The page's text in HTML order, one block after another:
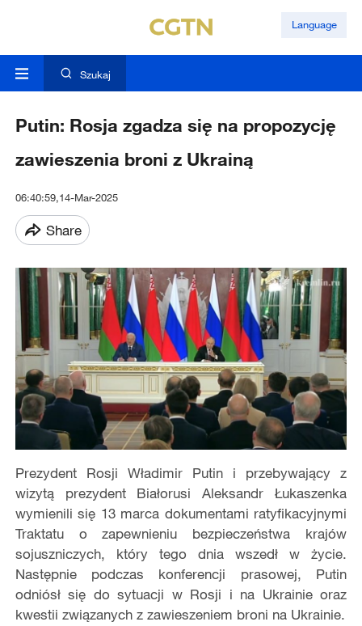
Language
Szukaj
Putin: Rosja zgadza się na propozycję
zawieszenia broni z Ukrainą
06:40:59,14-Mar-2025
Share
Prezydent Rosji Władimir Putin i przebywający z
wizytą prezydent Białorusi Aleksandr Łukaszenka
wymienili się 13 marca dokumentami ratyfikacyjnymi
Traktatu o zapewnieniu bezpieczeństwa krajów
sojuszniczych, który tego dnia wszedł w życie.
Następnie podczas konferencji prasowej, Putin
odniósł się do sytuacji w Rosji i na Ukrainie oraz
kwestii związanych z zawieszeniem broni na Ukrainie.